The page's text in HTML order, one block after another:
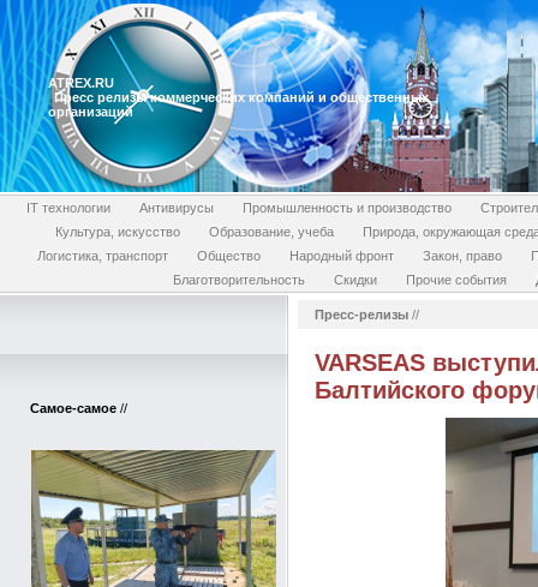
ATREX.RU
Пресс релизы коммерческих компаний и общественных
организаций
IT технологии Антивирусы Промышленность и производство
Культура, искусство
Образование, учеба
Природа, окружающая
Логистика, транспорт
Общество Народный фронт Закон, право
Благотворительность
Скидки Прочие события
Самое-самое //
Пресс-релизы //
VARSEAS
Балтийского